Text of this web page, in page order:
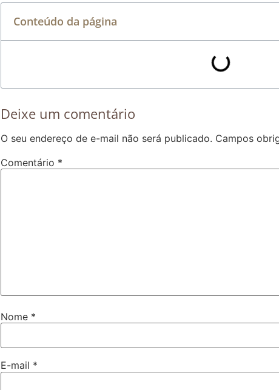
Conteúdo da página
Deixe um comentário
O seu endereço de e-mail não será publicado. Campos
Comentário *
Nome *
E-mail *